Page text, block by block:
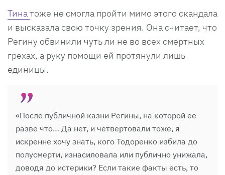
Тинатоже не смогла пройти мимо этого скандала
и высказала свою точку зрения. Она считает, что
Регину обвинили чуть ли не во всех смертных
грехах, а руку помощи ей протянули лишь
единицы.
«После публичной казни Регины, на которой ее
разве что… Да нет, и четвертовали тоже, я
искренне хочу знать, кого Тодоренко избила до
полусмерти, изнасиловала или публично унижала,
доводя до истерики? Если такие факты есть, то